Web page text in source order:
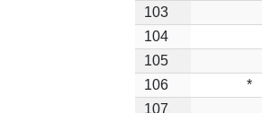
103
104
105
106
*
107